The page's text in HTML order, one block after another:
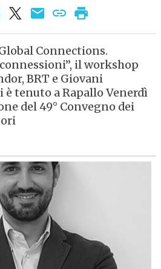
Connections.
il workshop
BRT e Giovani
tenuto a Rapallo Venerdì
del 49° Convegno dei